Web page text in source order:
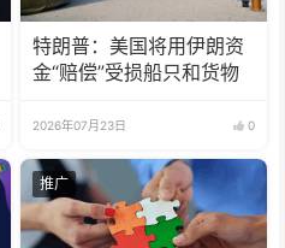
特朗普：美国将用伊朗资
金“赔偿”受损船只和货物
2026年07月23日 0
推广